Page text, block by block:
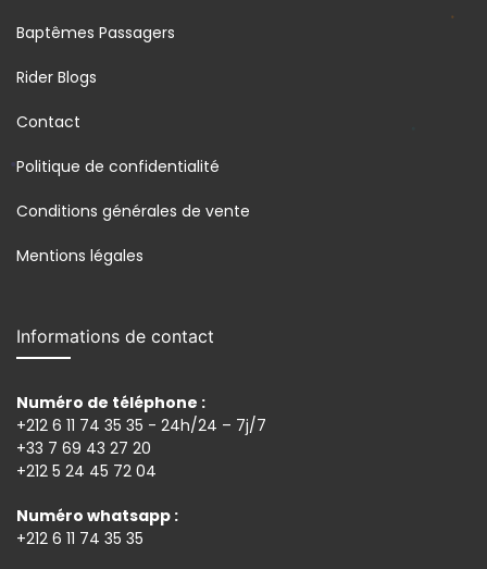
Baptêmes Passagers
Rider Blogs
Contact
Politique de confidentialité
Conditions générales de vente
Mentions légales
Informations de contact
Numéro de téléphone :
+212 6 11 74 35 35 - 24h/24 – 7j/7
+33 7 69 43 27 20
+212 5 24 45 72 04
Numéro whatsapp :
+212 6 11 74 35 35